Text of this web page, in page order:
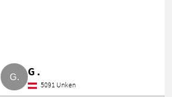
G .
5091 Unken